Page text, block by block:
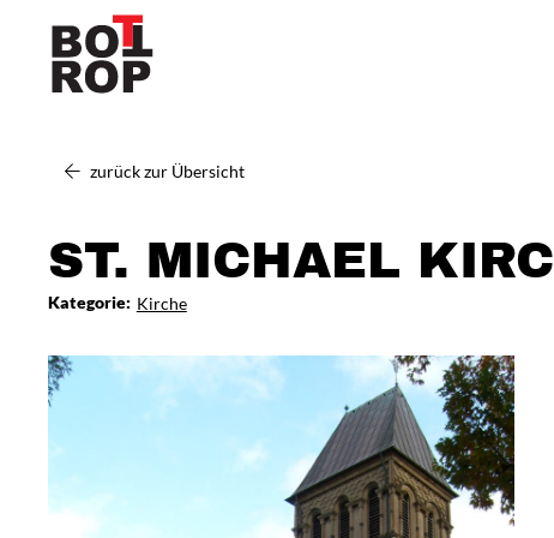
zurück zur Übersicht
ST. MICHAEL
Kategorie: Kirche